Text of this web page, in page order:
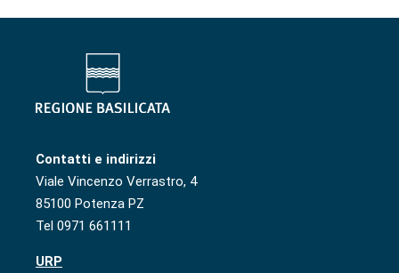
Contatti e indirizzi
Viale Vincenzo Verrastro, 4
85100 Potenza PZ
Tel 0971 661111
URP